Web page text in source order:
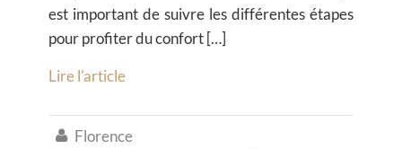
est important de suivre les différentes étapes
pour profiter du confort […]
Lire l'article
 Florence